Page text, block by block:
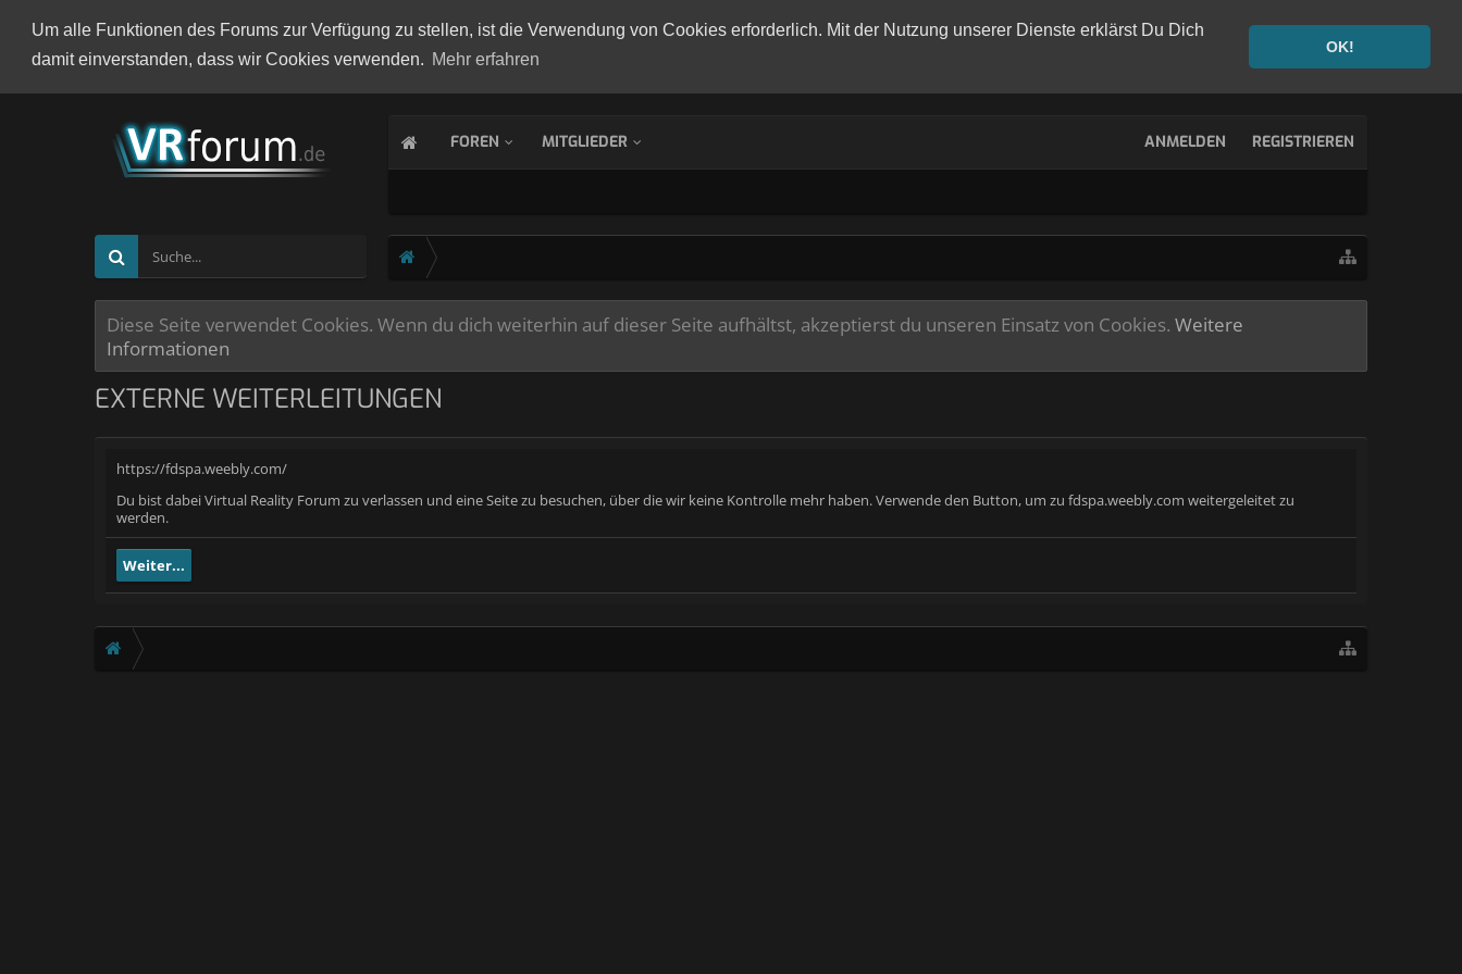
Um alle Funktionen des Forums zur Verfügung zu stellen, ist die Verwendung von Cookies erforderlich. Mit der Nutzung unserer Dienste erklärst Du Dich
damit einverstanden, dass wir Cookies verwenden. Mehr erfahren
OK!
FOREN MITGLIEDER ANMELDEN REGISTRIEREN
Diese Seite verwendet Cookies. Wenn du dich weiterhin auf dieser Seite aufhältst, akzeptierst du unseren Einsatz von Cookies. Weitere
Informationen
EXTERNE WEITERLEITUNGEN
https://fdspa.weebly.com/
Du bist dabei Virtual Reality Forum zu verlassen und eine Seite zu besuchen, über die wir keine Kontrolle mehr haben. Verwende den Button, um zu fdspa.weebly.com weitergeleitet zu
werden.
Weiter...